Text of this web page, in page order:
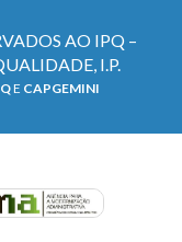
AO IPQ –
I.P.
E CAPGEMINI